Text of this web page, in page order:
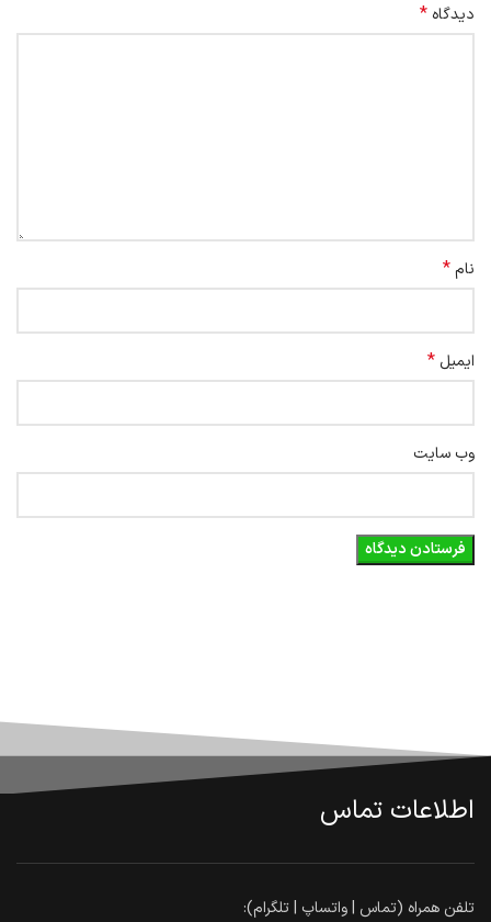
دیدگاه *
نام*
ایمیل *
وب‌ سایت
اطلاعات تماس
تلفن همراه (تماس | واتساپ | تلگرام):